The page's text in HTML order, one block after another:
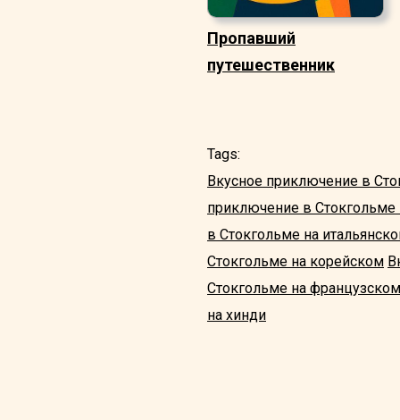
Пропавший
путешественник
Tags:
Вкусное приключение в
приключение в
в Стокгольме на
Стокгольме на корейском
Стокгольме на французском
на хинди